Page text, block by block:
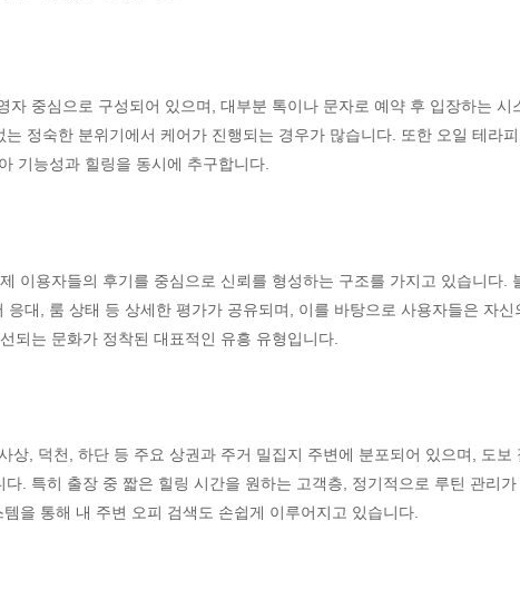
자 중심으로 구성되어 있으며, 대부분 톡이나 문자로 예약 후 입장하는 시
정숙한 분위기에서 케어가 진행되는 경우가 많습니다. 또한 오일 테라
기능성과 힐링을 동시에 추구합니다.
이용자들의 후기를 중심으로 신뢰를 형성하는 구조를 가지고 있습니다.
대, 룸 상태 등 상세한 평가가 공유되며, 이를 바탕으로 사용자들은 자신
되는 문화가 정착된 대표적인 유흥 유형입니다.
상, 덕천, 하단 등 주요 상권과 주거 밀집지 주변에 분포되어 있으며, 도보
. 특히 출장 중 짧은 힐링 시간을 원하는 고객층, 정기적으로 루틴 관리
을 통해 내 주변 오피 검색도 손쉽게 이루어지고 있습니다.